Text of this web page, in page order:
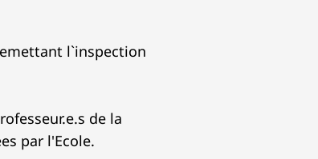
l`inspection
de la
par l'Ecole.